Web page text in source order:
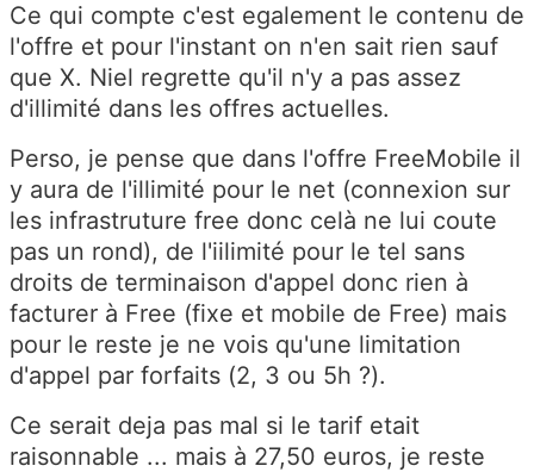
Ce qui compte c'est egalement le contenu de
l'offre et pour l'instant on n'en sait rien sauf
que X. Niel regrette qu'il n'y a pas assez
d'illimité dans les offres actuelles.
Perso, je pense que dans l'offre FreeMobile il
y aura de l'illimité pour le net (connexion sur
les infrastruture free donc celà ne lui coute
pas un rond), de l'iilimité pour le tel sans
droits de terminaison d'appel donc rien à
facturer à Free (fixe et mobile de Free) mais
pour le reste je ne vois qu'une limitation
d'appel par forfaits (2, 3 ou 5h ?).
Ce serait deja pas mal si le tarif etait
raisonnable ... mais à 27,50 euros, je reste